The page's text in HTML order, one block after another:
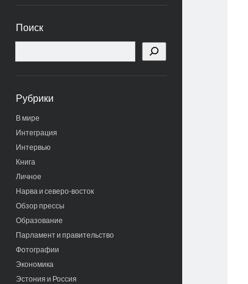
панель
Поиск
Рубрики
В мире
Интеграция
Интервью
Книга
Личное
Нарва и северо-восток
Обзор прессы
Образование
Парламент и правительство
Фотографии
Экономика
Эстония и Россия